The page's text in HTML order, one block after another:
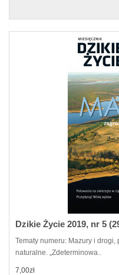
Dzikie Życie 2019, nr 5
Tematy numeru: Mazury i drogi,
naturalne. „Zdeterminowa..
7,00zł